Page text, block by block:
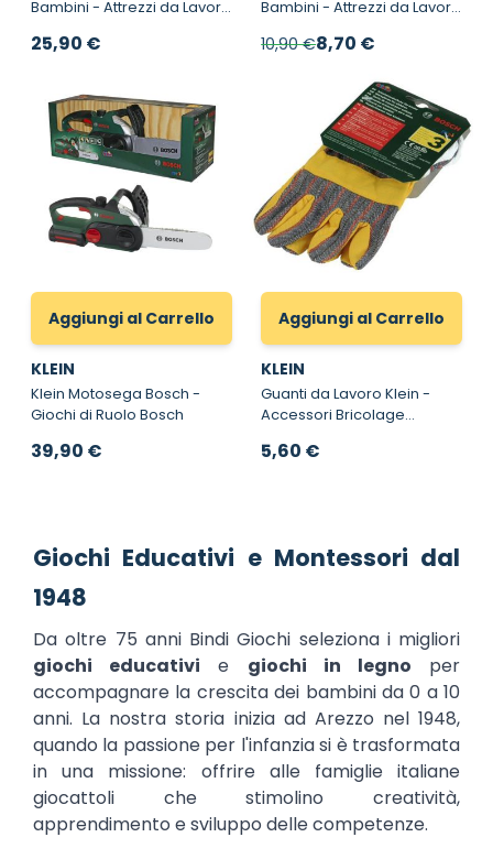
Bambini - Attrezzi da Lavoro
25,90 €
Bambini - Attrezzi da Lavoro
10,90 €Prezzo speciale
8,70 €
Aggiungi al Carrello
KLEIN
Klein Motosega Bosch -
Giochi di Ruolo Bosch
39,90 €
Aggiungi al Carrello
KLEIN
Guanti da Lavoro Klein -
Accessori Bricolage
5,60 €
Giochi Educativi e Montessori dal
1948
Da oltre 75 anni Bindi Giochi seleziona i migliori
giochi educativi e giochi in legno per
accompagnare la crescita dei bambini da 0 a 10
anni. La nostra storia inizia ad Arezzo nel 1948,
quando la passione per l'infanzia si è trasformata
in una missione: offrire alle famiglie italiane
giocattoli che stimolino creatività,
apprendimento e sviluppo delle competenze.